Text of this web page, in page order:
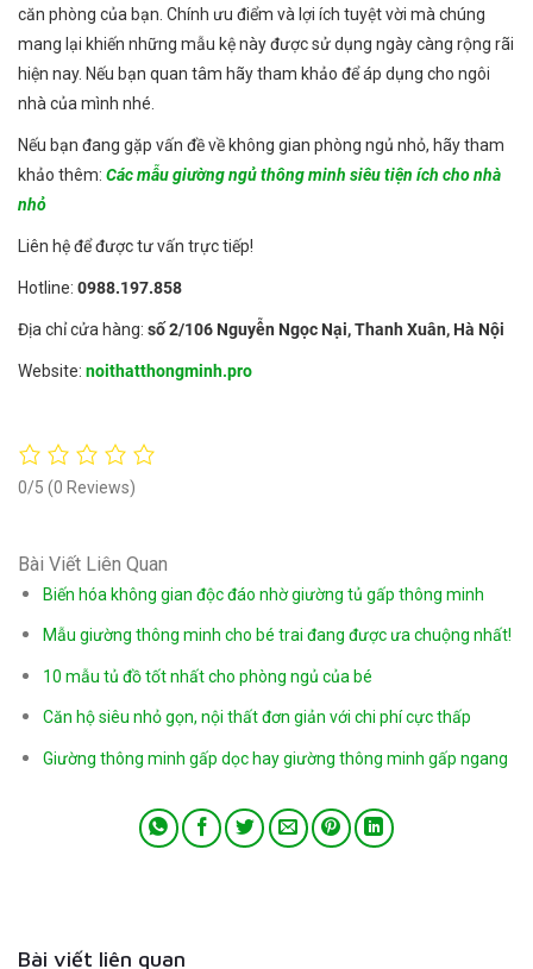
căn phòng của bạn. Chính ưu điểm và lợi ích tuyệt vời mà chúng
mang lại khiến những mẫu kệ này được sử dụng ngày càng rộng rãi
hiện nay. Nếu bạn quan tâm hãy tham khảo để áp dụng cho ngôi
nhà của mình nhé.
Nếu bạn đang gặp vấn đề về không gian phòng ngủ nhỏ, hãy tham
khảo thêm: Các mẫu giường ngủ thông minh siêu tiện ích cho nhà
nhỏ
Liên hệ để được tư vấn trực tiếp!
Hotline: 0988.197.858
Địa chỉ cửa hàng: số 2/106 Nguyễn Ngọc Nại, Thanh Xuân, Hà Nội
Website: noithatthongminh.pro
0/5 (0 Reviews)
Bài Viết Liên Quan
Biến hóa không gian độc đáo nhờ giường tủ gấp thông minh
Mẫu giường thông minh cho bé trai đang được ưa chuộng nhất!
10 mẫu tủ đồ tốt nhất cho phòng ngủ của bé
Căn hộ siêu nhỏ gọn, nội thất đơn giản với chi phí cực thấp
Giường thông minh gấp dọc hay giường thông minh gấp ngang
Bài viết liên quan